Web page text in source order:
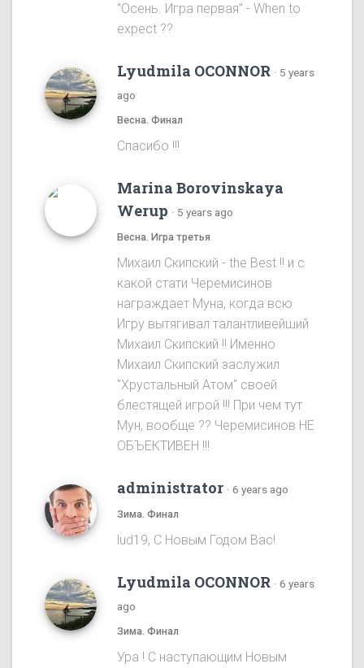
"Осень. Игра первая" - When to
expect ??
Lyudmila OCONNOR · 5 years
ago
Весна. Финал
Спасибо !!!
Marina Borovinskaya
Werup · 5 years ago
Весна. Игра третья
Михаил Скипский - the Best !! и с
какой стати Черемисинов
награждает Муна, когда всю
Игру вытягивал талантливейший
Михаил Скипский !! Именно
Михаил Скипский заслужил
"Хрустальный Атом" своей
блестящей игрой !!! При чем тут
Мун, вообще ?? Черемисинoв НЕ
ОБЪЕКТИВЕН !!!
administrator · 6 years ago
Зима. Финал
lud19, С Новым Годом Вас!
Lyudmila OCONNOR · 6 years
ago
Зима. Финал
Ура ! С наступающим Новым